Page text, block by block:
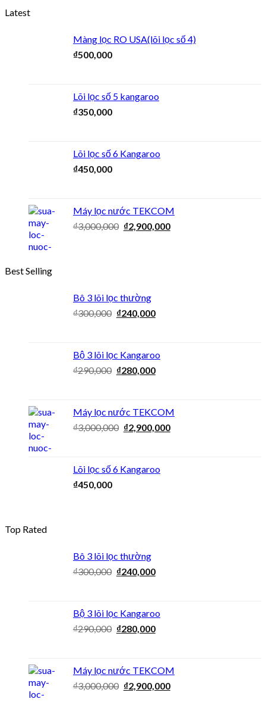
Latest
Màng lọc RO USA(lõi lọc số 4)
₫500,000
Lõi lọc số 5 kangaroo
₫350,000
Lõi lọc số 6 Kangaroo
₫450,000
Máy lọc nước TEKCOM
₫3,000,000 ₫2,900,000
Best Selling
Bô 3 lõi lọc thường
₫300,000 ₫240,000
Bộ 3 lõi lọc Kangaroo
₫290,000 ₫280,000
Máy lọc nước TEKCOM
₫3,000,000 ₫2,900,000
Lõi lọc số 6 Kangaroo
₫450,000
Top Rated
Bô 3 lõi lọc thường
₫300,000 ₫240,000
Bộ 3 lõi lọc Kangaroo
₫290,000 ₫280,000
Máy lọc nước TEKCOM
₫3,000,000 ₫2,900,000